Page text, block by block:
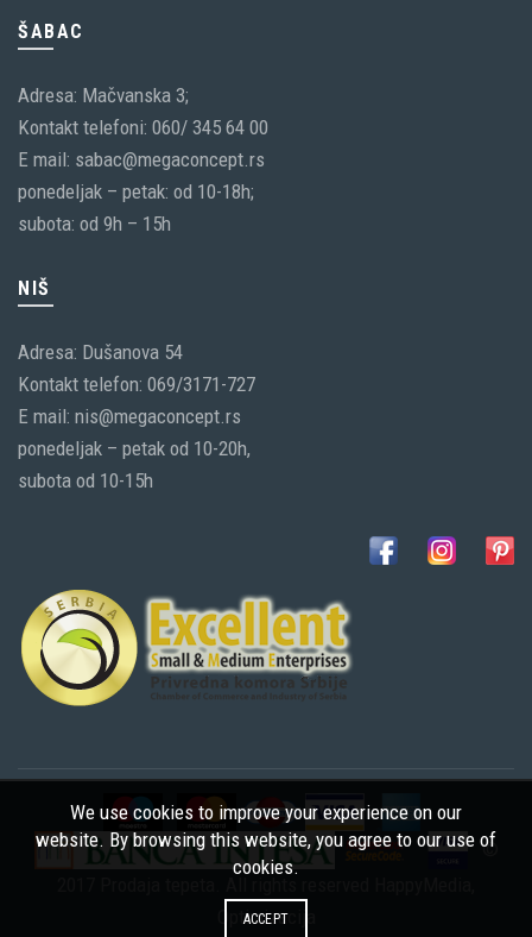
ŠABAC
Adresa: Mačvanska 3;
Kontakt telefoni: 060/ 345 64 00
E mail: sabac@megaconcept.rs
ponedeljak – petak: od 10-18h;
subota: od 9h – 15h
NIŠ
Adresa: Dušanova 54
Kontakt telefon: 069/3171-727
E mail: nis@megaconcept.rs
ponedeljak – petak od 10-20h,
subota od 10-15h
©
Optimizacija
We use cookies to improve your experience on our
website. By browsing this website, you agree to our use of
cookies.
ACCEPT